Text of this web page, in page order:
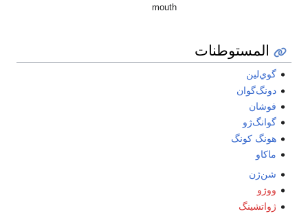
mouth
المستوطنات
گوي‌لين
دونگ‌گوان
فوشان
گوانگ‌ژو
هونگ كونگ
ماكاو
شن‌ژن
ووژو
ژواتشينگ